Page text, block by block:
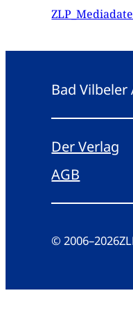
Bad
Der Verlag
AGB
© 2006–2026